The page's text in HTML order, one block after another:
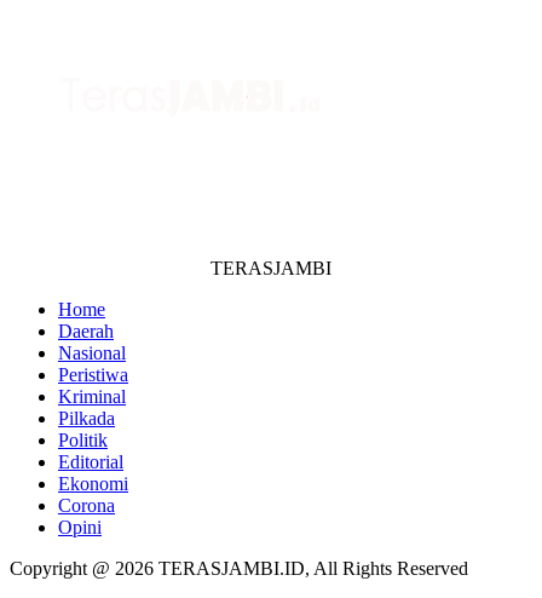
TERASJAMBI
Home
Daerah
Nasional
Peristiwa
Kriminal
Pilkada
Politik
Editorial
Ekonomi
Corona
Opini
Copyright @ 2026 TERASJAMBI.ID, All Rights Reserved